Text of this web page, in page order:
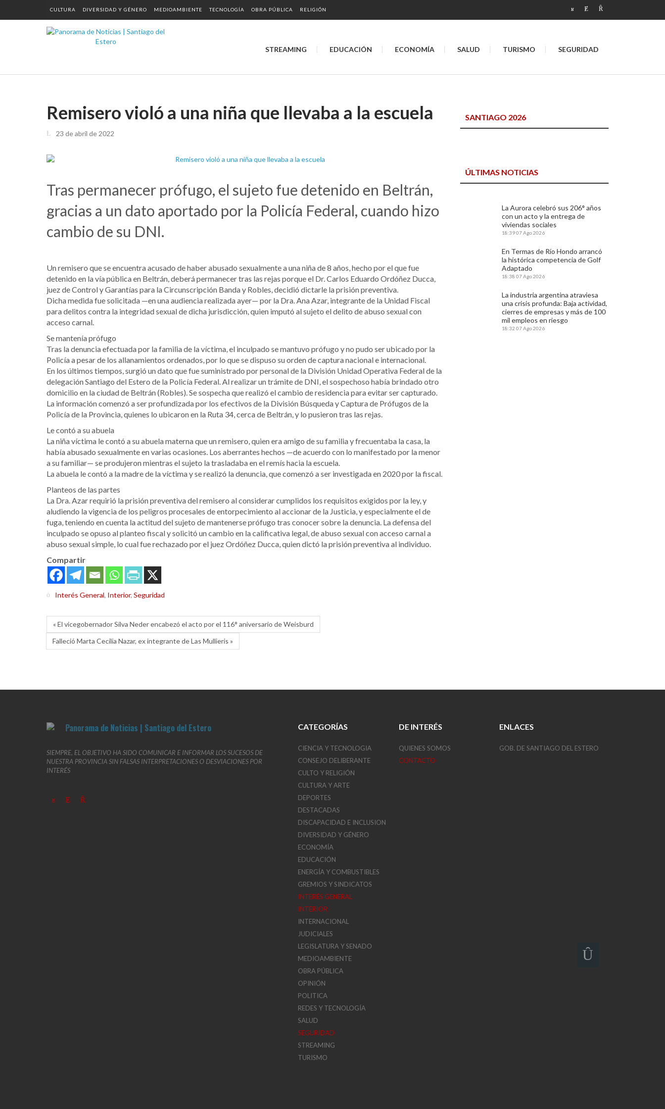
CULTURA DIVERSIDAD Y GÉNERO MEDIOAMBIENTE TECNOLOGÍA OBRA PÚBLICA RELIGIÓN
STREAMING EDUCACIÓN ECONOMÍA SALUD TURISMO SEGURIDAD
Remisero violó a una niña que llevaba a la escuela
23 de abril de 2022
Tras permanecer prófugo, el sujeto fue detenido en Beltrán,
gracias a un dato aportado por la Policía Federal, cuando hizo
cambio de su DNI.
Un remisero que se encuentra acusado de haber abusado sexualmente a una niña de 8 años, hecho por el que fue
detenido en la vía pública en Beltrán, deberá permanecer tras las rejas porque el Dr. Carlos Eduardo Ordóñez Ducca,
juez de Control y Garantías para la Circunscripción Banda y Robles, decidió dictarle la prisión preventiva.
Dicha medida fue solicitada —en una audiencia realizada ayer— por la Dra. Ana Azar, integrante de la Unidad Fiscal
para delitos contra la integridad sexual de dicha jurisdicción, quien imputó al sujeto el delito de abuso sexual con
acceso carnal.
Se mantenía prófugo
Tras la denuncia efectuada por la familia de la víctima, el inculpado se mantuvo prófugo y no pudo ser ubicado por la
Policía a pesar de los allanamientos ordenados, por lo que se dispuso su orden de captura nacional e internacional.
En los últimos tiempos, surgió un dato que fue suministrado por personal de la División Unidad Operativa Federal de la
delegación Santiago del Estero de la Policía Federal. Al realizar un trámite de DNI, el sospechoso había brindado otro
domicilio en la ciudad de Beltrán (Robles). Se sospecha que realizó el cambio de residencia para evitar ser capturado.
La información comenzó a ser profundizada por los efectivos de la División Búsqueda y Captura de Prófugos de la
Policía de la Provincia, quienes lo ubicaron en la Ruta 34, cerca de Beltrán, y lo pusieron tras las rejas.
Le contó a su abuela
La niña víctima le contó a su abuela materna que un remisero, quien era amigo de su familia y frecuentaba la casa, la
había abusado sexualmente en varias ocasiones. Los aberrantes hechos —de acuerdo con lo manifestado por la menor
a su familiar— se produjeron mientras el sujeto la trasladaba en el remís hacia la escuela.
La abuela le contó a la madre de la víctima y se realizó la denuncia, que comenzó a ser investigada en 2020 por la fiscal.
Planteos de las partes
La Dra. Azar requirió la prisión preventiva del remisero al considerar cumplidos los requisitos exigidos por la ley, y
aludiendo la vigencia de los peligros procesales de entorpecimiento al accionar de la Justicia, y especialmente el de
fuga, teniendo en cuenta la actitud del sujeto de mantenerse prófugo tras conocer sobre la denuncia. La defensa del
inculpado se opuso al planteo fiscal y solicitó un cambio en la calificativa legal, de abuso sexual con acceso carnal a
abuso sexual simple, lo cual fue rechazado por el juez Ordóñez Ducca, quien dictó la prisión preventiva al individuo.
Compartir
Interés General, Interior, Seguridad
« El vicegobernador Silva Neder encabezó el acto por el 116° aniversario de Weisburd
Falleció Marta Cecilia Nazar, ex integrante de Las Mullieris »
SANTIAGO 2026
ÚLTIMAS NOTICIAS
La Aurora celebró sus 206° años
con un acto y la entrega de
viviendas sociales
18:3907 Ago 2026
En Termas de Río Hondo arrancó
la histórica competencia de Golf
Adaptado
18:38 07 Ago 2026
La industria argentina atraviesa
una crisis profunda: Baja actividad,
cierres de empresas y más de 100
mil empleos en riesgo
18:32 07 Ago 2026
SIEMPRE, EL OBJETIVO HA SIDO COMUNICAR E INFORMAR LOS SUCESOS DE
NUESTRA PROVINCIA SIN FALSAS INTERPRETACIONES O DESVIACIONES POR
INTERÉS
CATEGORÍAS
CIENCIA Y TECNOLOGIA
CONSEJO DELIBERANTE
CULTO Y RELIGIÓN
CULTURA Y ARTE
DEPORTES
DESTACADAS
DISCAPACIDAD E INCLUSION
DIVERSIDAD Y GÉNERO
ECONOMÍA
EDUCACIÓN
ENERGÍA Y COMBUSTIBLES
GREMIOS Y SINDICATOS
INTERÉS GENERAL
INTERIOR
INTERNACIONAL
JUDICIALES
LEGISLATURA Y SENADO
MEDIOAMBIENTE
OBRA PÚBLICA
OPINIÓN
POLITICA
REDES Y TECNOLOGÍA
SALUD
SEGURIDAD
STREAMING
TURISMO
DE INTERÉS
QUIENES SOMOS
CONTACTO
ENLACES
GOB. DE SANTIAGO DEL ESTERO